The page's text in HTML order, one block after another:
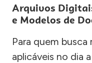
Arquivos
e Modelos de
Para quem
aplicáveis no dia